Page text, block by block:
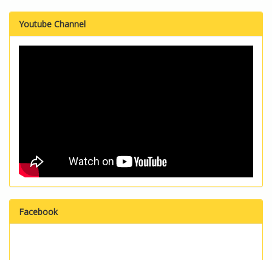
Youtube Channel
Facebook